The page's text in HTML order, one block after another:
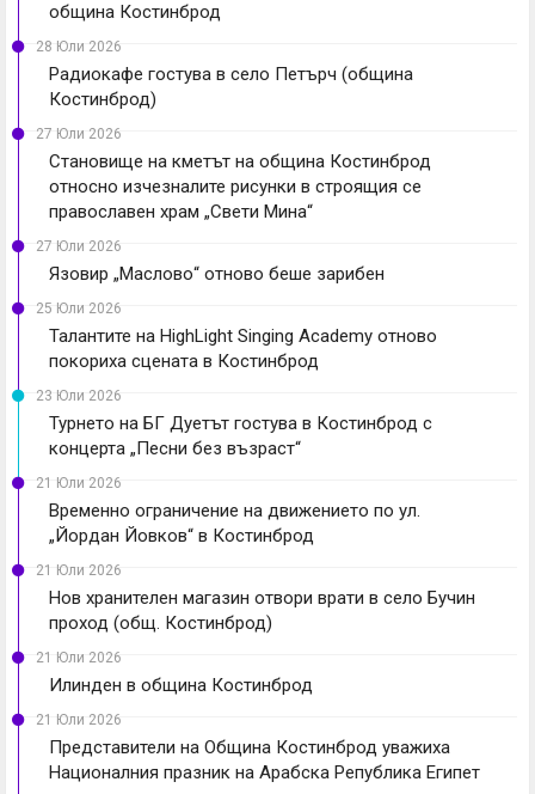
община Костинброд
28 Юли 2026
Радиокафе гостува в село Петърч (община
Костинброд)
27 Юли 2026
Становище на кметът на община Костинброд
относно изчезналите рисунки в строящия се
православен храм „Свети Мина“
27 Юли 2026
Язовир „Маслово“ отново беше зарибен
25 Юли 2026
Талантите на HighLight Singing Academy отново
покориха сцената в Костинброд
23 Юли 2026
Турнето на БГ Дуетът гостува в Костинброд с
концерта „Песни без възраст“
21 Юли 2026
Временно ограничение на движението по ул.
„Йордан Йовков“ в Костинброд
21 Юли 2026
Нов хранителен магазин отвори врати в село Бучин
проход (общ. Костинброд)
21 Юли 2026
Илинден в община Костинброд
21 Юли 2026
Представители на Община Костинброд уважиха
Националния празник на Арабска Република Египет